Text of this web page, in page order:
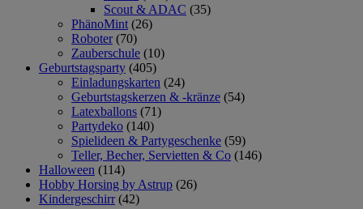
Scout & ADAC (35)
PhänoMint (26)
Roboter (70)
Zauberschule (10)
Geburtstagsparty (405)
Einladungskarten (24)
Geburtstagskerzen & -kränze (54)
Latexballons (71)
Partydeko (140)
Spielideen & Partygeschenke (59)
Teller, Becher, Servietten & Co (146)
Halloween (114)
Hobby Horsing by Astrup (26)
Kindergeschirr (42)